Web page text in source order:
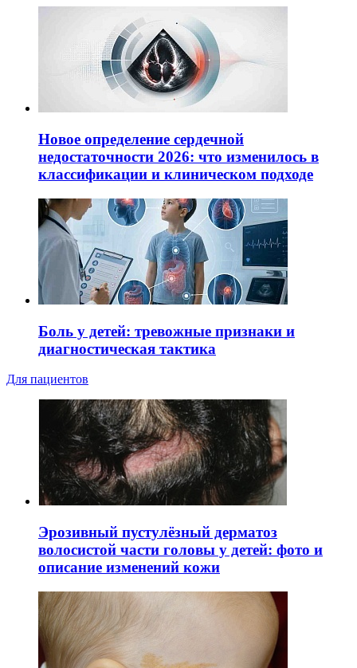
Новое определение сердечной
недостаточности 2026: что изменилось в
классификации и клиническом подходе
Боль у детей: тревожные признаки и
диагностическая тактика
Для пациентов
Эрозивный пустулёзный дерматоз
волосистой части головы у детей: фото и
описание изменений кожи